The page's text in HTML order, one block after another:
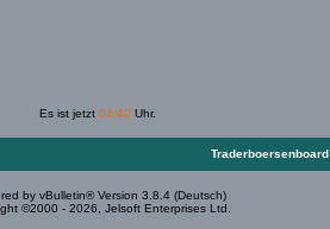
Es ist jetzt 04:42 Uhr.
Traderboersenboard
by vBulletin® Version 3.8.4 (Deutsch)
©2000 - 2026, Jelsoft Enterprises Ltd.